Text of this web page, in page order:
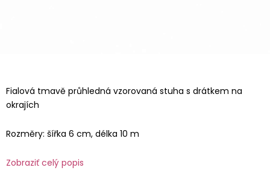
Fialová tmavě průhledná vzorovaná stuha s drátkem na
okrajích
Rozměry: šířka 6 cm, délka 10 m
Zobraziť celý popis